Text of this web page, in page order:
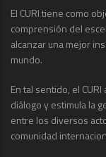
El CURI tiene como
comprensión del
alcanzar una mejor
mundo.
En tal sentido, el
diálogo y estimula la
entre los diversos
comunidad